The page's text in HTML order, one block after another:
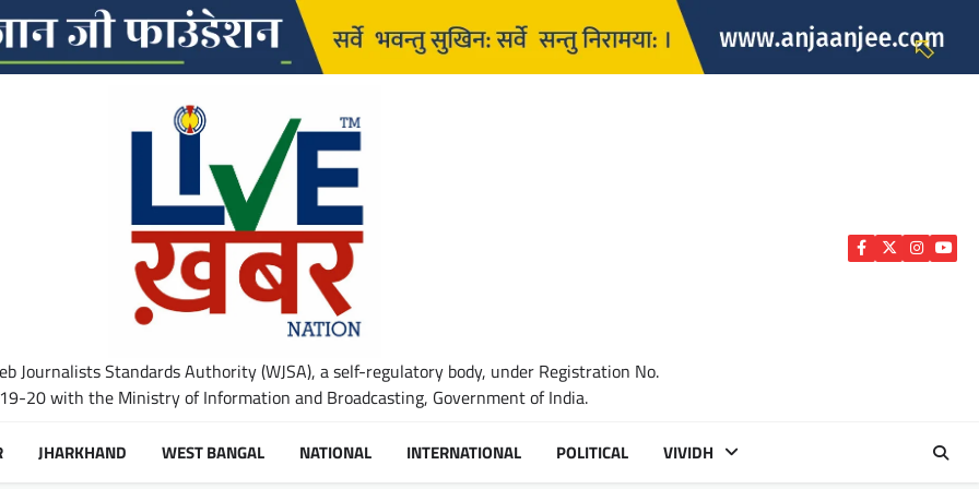
Journalists Standards Authority (WJSA), a self-regulatory body, under Registration No.
20 with the Ministry of Information and Broadcasting, Government of India.
Facebook
Twitter
JHARKHAND WEST BANGAL NATIONAL INTERNATIONAL POLITICAL VIVIDH